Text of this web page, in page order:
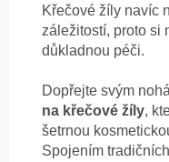
Křečové žíly navíc
záležitostí, proto si
důkladnou péči.
Dopřejte svým
na křečové žíly,
šetrnou
Spojením